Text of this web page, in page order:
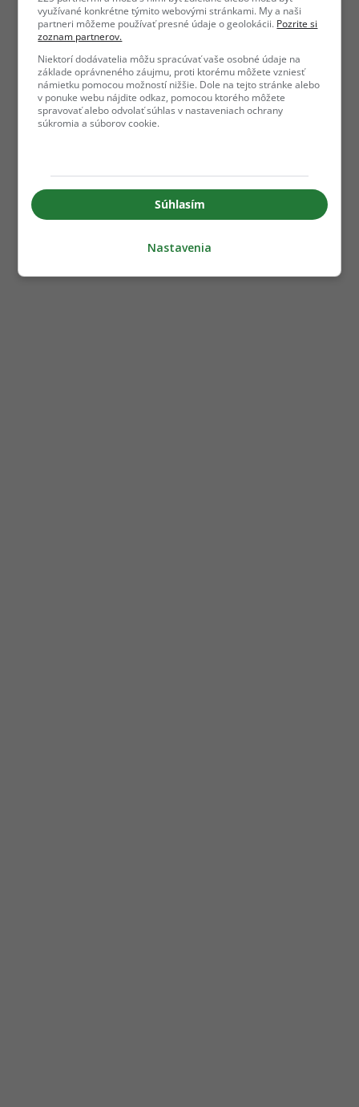
využívané konkrétne týmito webovými stránkami. My a naši
partneri môžeme používať presné údaje o geolokácii. Pozrite si
zoznam partnerov.
Niektorí dodávatelia môžu spracúvať vaše osobné údaje na
základe oprávneného záujmu, proti ktorému môžete vzniesť
námietku pomocou možností nižšie. Dole na tejto stránke alebo
v ponuke webu nájdite odkaz, pomocou ktorého môžete
spravovať alebo odvolať súhlas v nastaveniach ochrany
súkromia a súborov cookie.
Súhlasím
Nastavenia